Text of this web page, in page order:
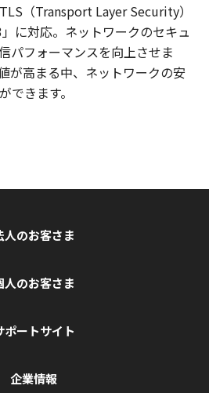
（Transport Layer Security）
に対応。ネットワークのセキュ
パフォーマンスを向上させま
が高まる中、ネットワークの安
できます。
人のお客さま
人のお客さま
ポートサイト
企業情報